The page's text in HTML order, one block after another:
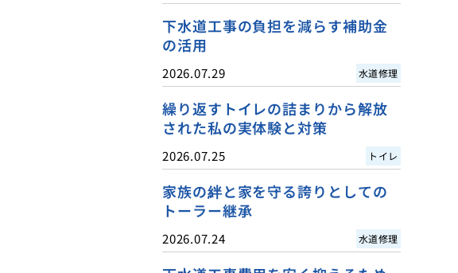
下水道工事の負担を減らす補助金
の活用
2026.07.29 水道修理
繰り返すトイレの詰まりから解放
された私の実体験と対策
2026.07.25 トイレ
家族の絆と家を守る誇りとしての
トーラー継承
2026.07.24 水道修理